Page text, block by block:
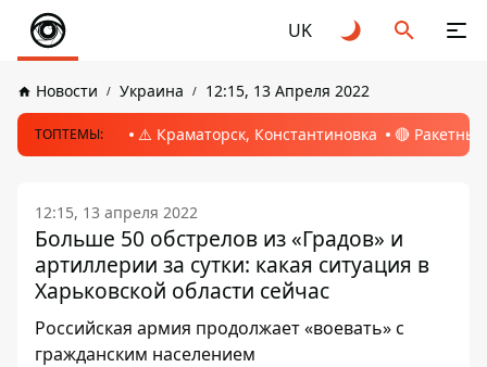
UK
Новости Украина 12:15, 13 Апреля 2022
ТОПТЕМЫ: ⚠️ Краматорск, Константиновка 🔴
12:15, 13 апреля 2022
Больше 50 обстрелов из «Градов» и
артиллерии за сутки: какая ситуация в
Харьковской области сейчас
Российская армия продолжает «воевать» с
гражданским населением